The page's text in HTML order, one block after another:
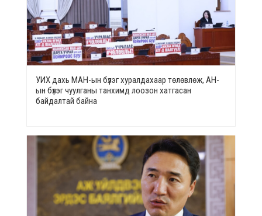
УИХ дахь МАН-ын бүлэг хуралдахаар төлөвлөж, АН-
ын бүлэг чуулганы танхимд лоозон хатгасан
байдалтай байна